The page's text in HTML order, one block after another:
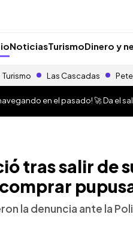
NoticiasTurismoDinero y
Turismo Las Cascadas
en el pasado! 🚀 Da el
tras salir de
la denuncia ante la